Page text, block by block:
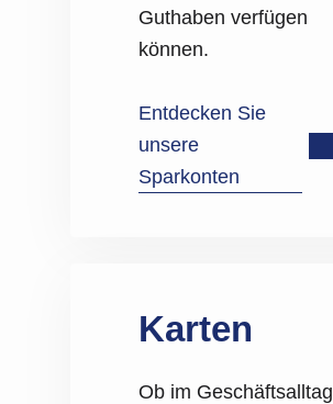
Guthaben verfügen
können.
Entdecken Sie
unsere
Sparkonten
Karten
Ob im